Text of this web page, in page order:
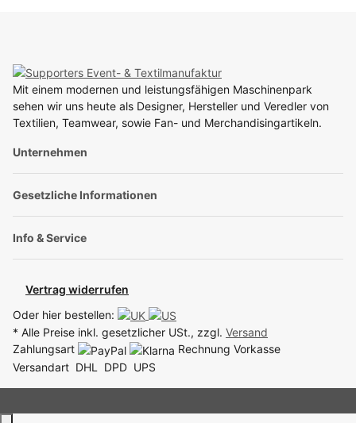
Mit einem modernen und leistungsfähigen Maschinenpark
sehen wir uns heute als Designer, Hersteller und Veredler von
Textilien, Teamwear, sowie Fan- und Merchandisingartikeln.
Unternehmen
Gesetzliche Informationen
Info & Service
Vertrag widerrufen
Oder hier bestellen:
* Alle Preise inkl. gesetzlicher USt., zzgl. Versand
Zahlungsart
Rechnung Vorkasse
Versandart DHL DPD UPS